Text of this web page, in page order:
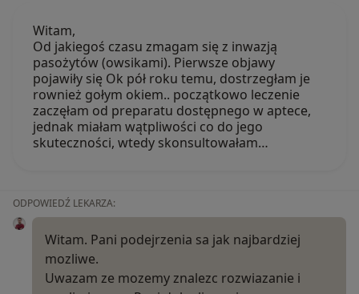
Witam,
Od jakiegoś czasu zmagam się z inwazją
pasożytów (owsikami). Pierwsze objawy
pojawiły się Ok pół roku temu, dostrzegłam je
rownież gołym okiem.. początkowo leczenie
zaczęłam od preparatu dostępnego w aptece,
jednak miałam wątpliwości co do jego
skuteczności, wtedy skonsultowałam…
ODPOWIEDŹ LEKARZA:
Witam. Pani podejrzenia sa jak najbardziej
mozliwe.
Uwazam ze mozemy znalezc rozwiazanie i